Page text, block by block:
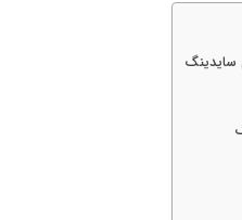
سایدینگ